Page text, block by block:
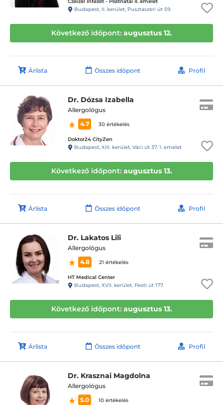
Budapest, II. kerület, Pusztaszeri út 59.
Következő időpont: augusztus 12.
Árlista Összes időpont Profil
Dr. Dózsa Izabella
Allergológus
4.7
30 értékelés
Doktor24 CityZen
Budapest, XIII. kerület, Váci út 37. 1. emelet
Következő időpont: augusztus 13.
Árlista Összes időpont Profil
Dr. Lakatos Lili
Allergológus
4.8
21 értékelés
HT Medical Center
Budapest, XVII. kerület, Pesti út 177.
Következő időpont: augusztus 13.
Árlista Összes időpont Profil
Dr. Krasznai Magdolna
Allergológus
5.0
10 értékelés